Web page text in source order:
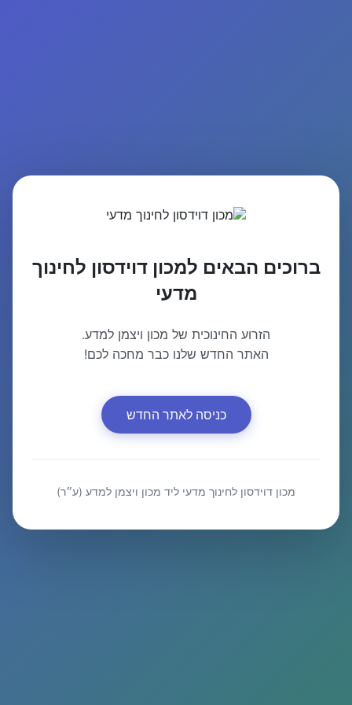
ברוכים הבאים למכון דוידסון לחינוך
מדעי
הזרוע החינוכית של מכון ויצמן למדע.
האתר החדש שלנו כבר מחכה לכם!
כניסה לאתר החדש
מכון דוידסון לחינוך מדעי ליד מכון ויצמן למדע (ע״ר)